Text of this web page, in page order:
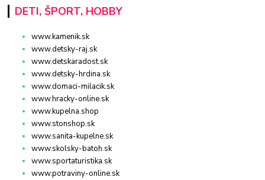
DETI, ŠPORT, HOBBY
www.kamenik.sk
www.detsky-raj.sk
www.detskaradost.sk
www.detsky-hrdina.sk
www.domaci-milacik.sk
www.hracky-online.sk
www.kupelna.shop
www.stonshop.sk
www.sanita-kupelne.sk
www.skolsky-batoh.sk
www.sportaturistika.sk
www.potraviny-online.sk